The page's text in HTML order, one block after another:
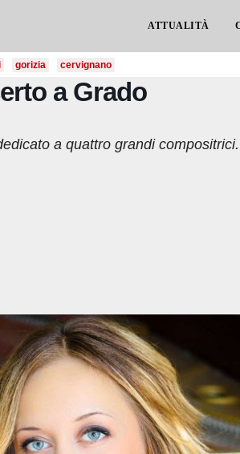
ATTUALITÀ
gorizia cervignano
a Grado
a quattro grandi